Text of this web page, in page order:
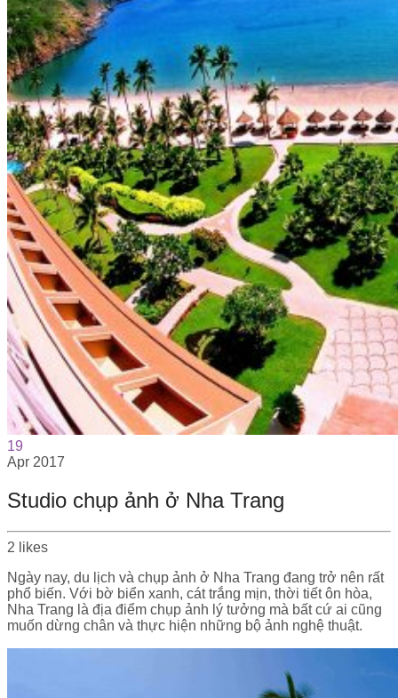
19
Apr 2017
Studio chụp ảnh ở Nha Trang
2 likes
Ngày nay, du lịch và chụp ảnh ở Nha Trang đang trở nên rất
phổ biến. Với bờ biển xanh, cát trắng mịn, thời tiết ôn hòa,
Nha Trang là địa điểm chụp ảnh lý tưởng mà bất cứ ai cũng
muốn dừng chân và thực hiện những bộ ảnh nghệ thuật.